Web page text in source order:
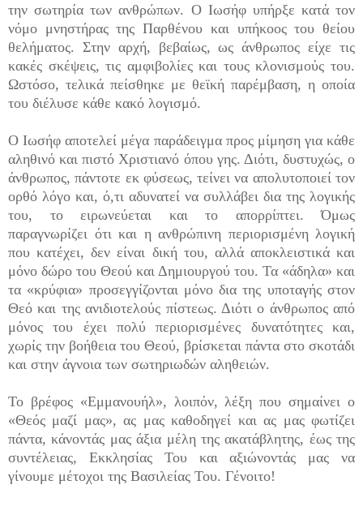
την σωτηρία των ανθρώπων. Ο Ιωσήφ υπήρξε κατά τον
νόμο μνηστήρας της Παρθένου και υπήκοος του θείου
θελήματος. Στην αρχή, βεβαίως, ως άνθρωπος είχε τις
κακές σκέψεις, τις αμφιβολίες και τους κλονισμούς του.
Ωστόσο, τελικά πείσθηκε με θεϊκή παρέμβαση, η οποία
του διέλυσε κάθε κακό λογισμό.
Ο Ιωσήφ αποτελεί μέγα παράδειγμα προς μίμηση για κάθε
αληθινό και πιστό Χριστιανό όπου γης. Διότι, δυστυχώς, ο
άνθρωπος, πάντοτε εκ φύσεως, τείνει να απολυτοποιεί τον
ορθό λόγο και, ό,τι αδυνατεί να συλλάβει δια της λογικής
του, το ειρωνεύεται και το απορρίπτει. Όμως
παραγνωρίζει ότι και η ανθρώπινη περιορισμένη λογική
που κατέχει, δεν είναι δική του, αλλά αποκλειστικά και
μόνο δώρο του Θεού και Δημιουργού του. Τα «άδηλα» και
τα «κρύφια» προσεγγίζονται μόνο δια της υποταγής στον
Θεό και της ανιδιοτελούς πίστεως. Διότι ο άνθρωπος από
μόνος του έχει πολύ περιορισμένες δυνατότητες και,
χωρίς την βοήθεια του Θεού, βρίσκεται πάντα στο σκοτάδι
και στην άγνοια των σωτηριωδών αληθειών.
Το βρέφος «Εμμανουήλ», λοιπόν, λέξη που σημαίνει ο
«Θεός μαζί μας», ας μας καθοδηγεί και ας μας φωτίζει
πάντα, κάνοντάς μας άξια μέλη της ακατάβλητης, έως της
συντέλειας, Εκκλησίας Του και αξιώνοντάς μας να
γίνουμε μέτοχοι της Βασιλείας Του. Γένοιτο!